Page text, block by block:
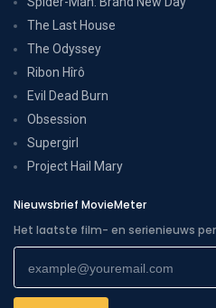
The Last House
The Odyssey
Ribon Hîrô
Evil Dead Burn
Obsession
Supergirl
Project Hail Mary
Nieuwsbrief MovieMeter
Het laatste film- en serienieuws